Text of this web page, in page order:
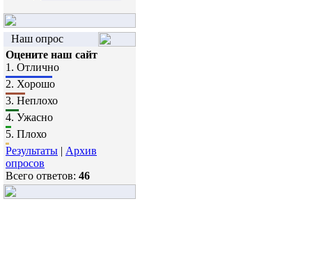
Наш опрос
Оцените наш сайт
1. Отлично
2. Хорошо
3. Неплохо
4. Ужасно
5. Плохо
Результаты | Архив
опросов
Всего ответов: 46